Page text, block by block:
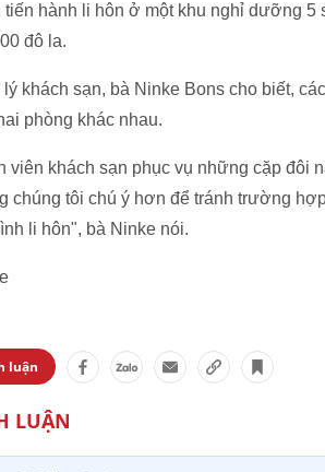
tiến hành li hôn ở một khu nghỉ dưỡng 5
đô la.
lý khách sạn, bà Ninke Bons cho biết,
phòng khác nhau.
viên khách sạn phục vụ những cặp đôi
chúng tôi chú ý hơn để tránh trường
li hôn", bà Ninke nói.
luận